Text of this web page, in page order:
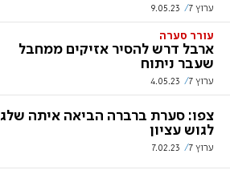
ערוץ 7 9.05.23
עורר סערה
ארבל דרש להסיר אזיקים ממחבל
שעבר ניתוח
ערוץ 7 4.05.23
צפו: סערת ברברה הביאה איתה שלג
לגוש עציון
ערוץ 7 7.02.23